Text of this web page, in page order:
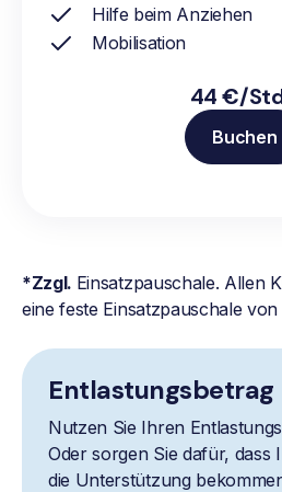
Hilfe beim Anziehen
Mobilisation
44 €/
Buchen
*Zzgl. Einsatzpauschale. Allen
eine feste Einsatzpauschale
Entlastungsbetrag
Nutzen Sie Ihren
Oder sorgen Sie dafür, dass
die Unterstützung